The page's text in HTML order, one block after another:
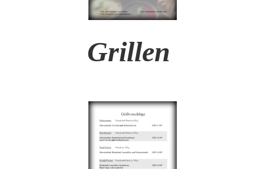
Grillen